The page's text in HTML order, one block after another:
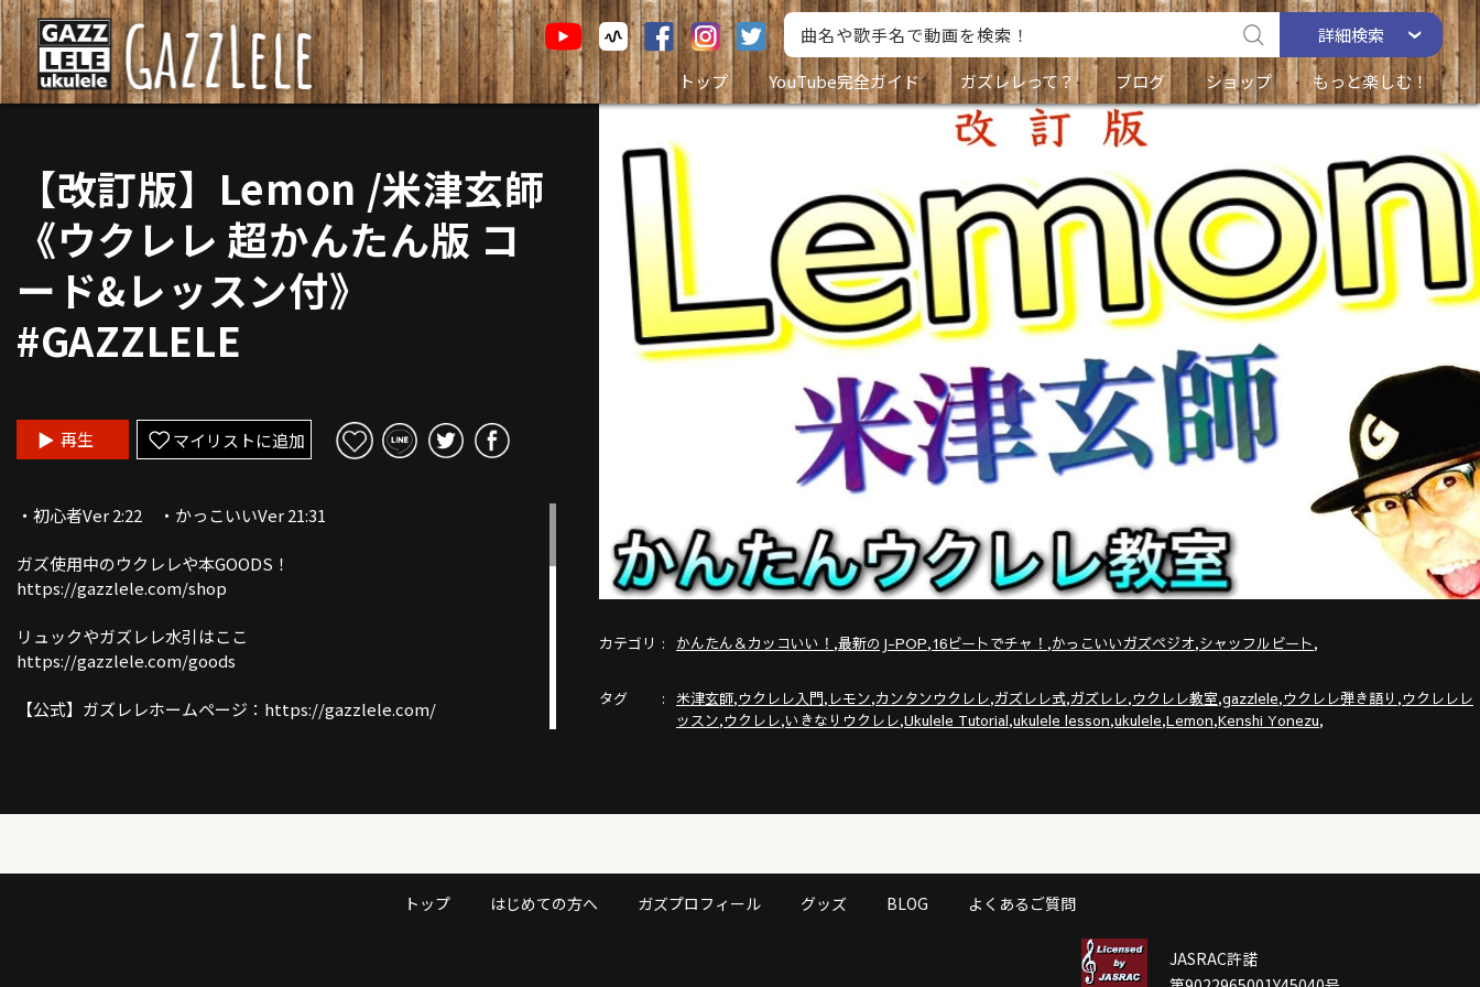
詳細検索
トップ
YouTube完全ガイド ガズレレって？ ブログ ショップ もっと楽しむ！
カテゴリ かんたん＆カッコいい！ ,最新のJ-POP,16ビートでチャ！ ,かっこいいガズペジオ,シャッフルビート,
タグ 米津玄師,ウクレレ入門, レモン,カンタンウクレレ,ガズレレ式,ガズレレ,ウクレレ教室,gazzlele,ウクレレ弾き語り ,ウクレレレ
ッスン,ウクレレ,いきなりウクレレ,Ukulele Tutorial,ukulele lesson,ukulele,Lemon,Kenshi Yonezu,
【改訂版】Lemon /米津玄師
《ウクレレ 超かんたん版 コ
ード&レッスン付》
#GAZZLELE
再生 マイリストに追加
・初心者Ver 2:22 ・かっこいいVer 21:31
ガズ使用中のウクレレや本GOODS！
https://gazzlele.com/shop
リュックやガズレレ水引はここ
https://gazzlele.com/goods
【公式】ガズレレホームページ：https://gazzlele.com/
「ガズクラブ」の詳細はこちら！ガズノート楽譜毎月５曲GET & 楽
トップ はじめての方へ ガズプロフィール グッズ BLOG よくあるご質問
JASRAC許諾